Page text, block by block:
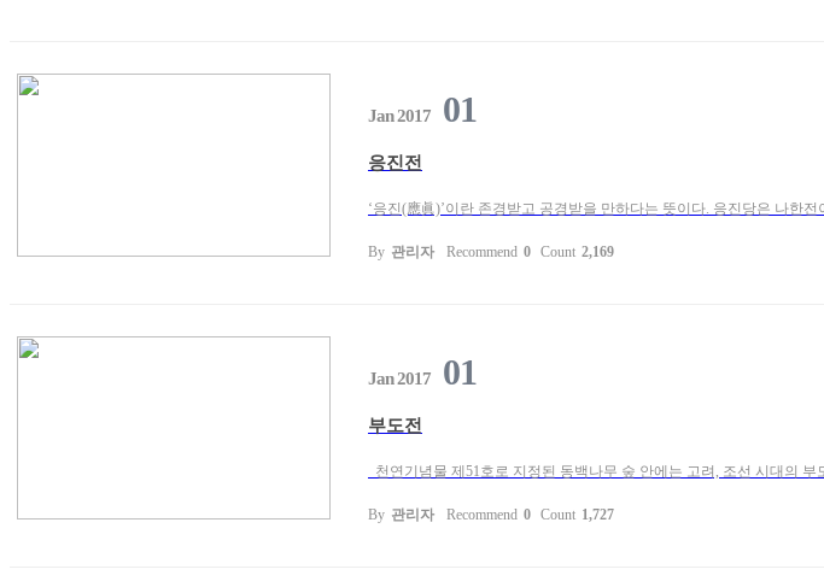
Jan 2017 01
응진전
‘응진(應眞)’이란 존경받고 공경받을 만하다는 뜻이다. 응진당은 나한
By 관리자 Recommend 0 Count 2,169
Jan 2017 01
부도전
천연기념물 제51호로 지정된 동백나무 숲 안에는 고려, 조선 시대의
By 관리자 Recommend 0 Count 1,727